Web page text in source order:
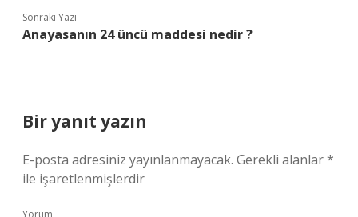
Sonraki Yazı
Anayasanın 24 üncü maddesi nedir ?
Bir yanıt yazın
E-posta adresiniz yayınlanmayacak. Gerekli alanlar*
ile işaretlenmişlerdir
Yorum